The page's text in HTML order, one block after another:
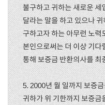
불구하고 귀하는 새로운
달라는 말을 하고 있으나
구하고자 하는 아무런 노
본인으로써는 더 이상 기다
통해 보증금 반환의사를 최
5. 2000년 월 일까지 보증
귀하가 위 기한까지 보증